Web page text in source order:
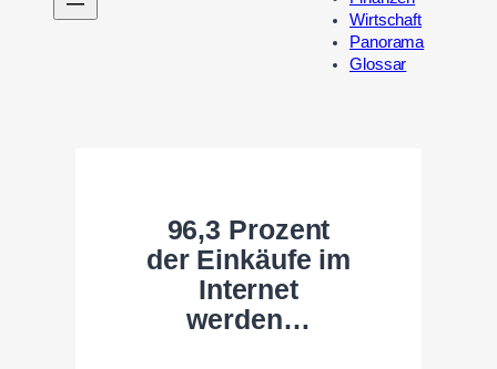
Wirtschaft
Panorama
Glossar
96,3 Prozent
der Einkäufe im
Internet
werden…